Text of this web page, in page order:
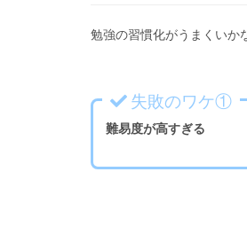
勉強の習慣化がうまくいか
失敗のワケ①
難易度が高すぎる